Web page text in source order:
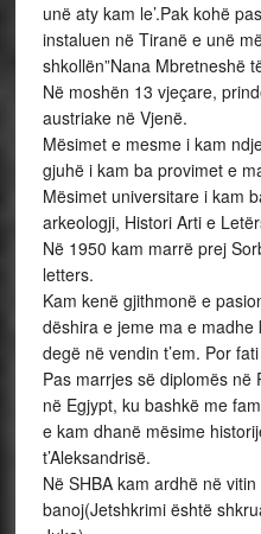
unë aty kam le’.Pak kohë
instaluen në Tiranë e unë
shkollën”Nana Mbretneshë
Në moshën 13 vjeçare,
austriake në Vjenë.
Mësimet e mesme i kam
gjuhë i kam ba provimet e
Mësimet universitare i kam
arkeologji, Histori Arti e
Në 1950 kam marrë prej
letters.
Kam kenë gjithmonë e
dëshira e jeme ma e
degë në vendin t’em. Por
Pas marrjes së diplomës në
në Egjypt, ku bashkë me
e kam dhanë mësime
t’Aleksandrisë.
Në SHBA kam ardhë në
banoj(Jetshkrimi është